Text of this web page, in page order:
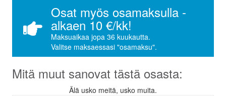
Osat myös osamaksulla -
alkaen 10 €/kk!
Maksuaikaa jopa 36 kuukautta.
Valitse maksaessasi "osamaksu".
Mitä muut sanovat tästä osasta:
Älä usko meitä, usko muita.